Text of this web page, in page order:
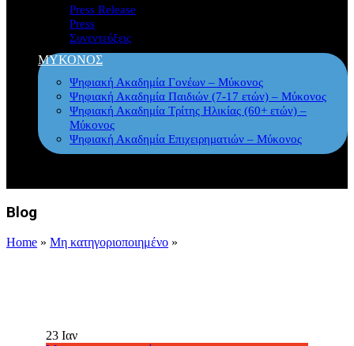
Press Release
Press
Συνεντεύξεις
ΜΥΚΟΝΟΣ
Ψηφιακή Ακαδημία Γονέων – Μύκονος
Ψηφιακή Ακαδημία Παιδιών (7-17 ετών) – Μύκονος
Ψηφιακή Ακαδημία Τρίτης Ηλικίας (60+ ετών) –
Μύκονος
Ψηφιακή Ακαδημία Επιχειρηματιών – Μύκονος
Blog
Home » Μη κατηγοριοποιημένο »
23 Ιαν